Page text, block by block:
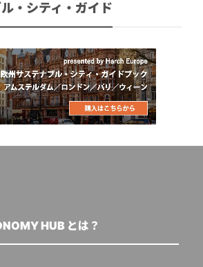
・シティ・ガイド
HUB とは？